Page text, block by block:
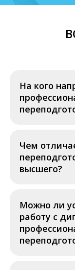
На кого
Чем
высшего?
Можно ли
работу с